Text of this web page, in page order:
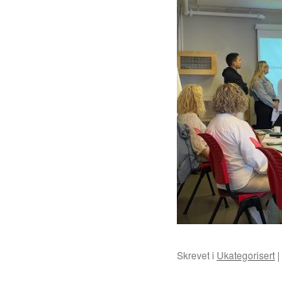
Skrevet i Ukategorisert |